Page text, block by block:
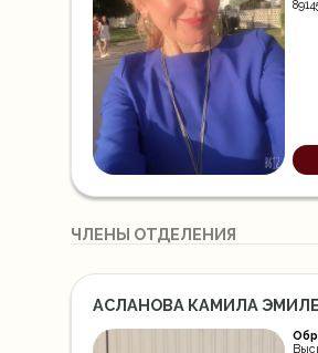
ЧЛЕНЫ ОТДЕЛЕНИЯ
АСЛАНОВА КАМИЛА